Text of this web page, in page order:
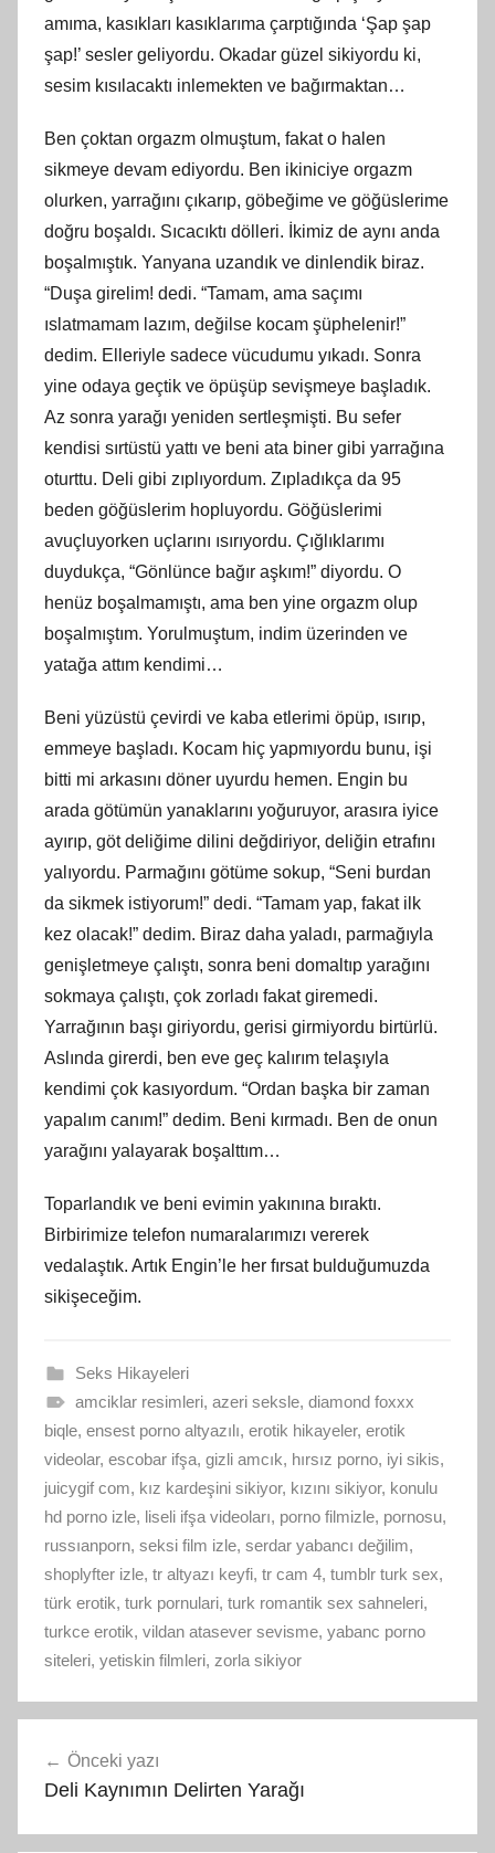
amıma, kasıkları kasıklarıma çarptığında ‘Şap şap
şap!’ sesler geliyordu. Okadar güzel sikiyordu ki,
sesim kısılacaktı inlemekten ve bağırmaktan…
Ben çoktan orgazm olmuştum, fakat o halen
sikmeye devam ediyordu. Ben ikiniciye orgazm
olurken, yarrağını çıkarıp, göbeğime ve göğüslerime
doğru boşaldı. Sıcacıktı dölleri. İkimiz de aynı anda
boşalmıştık. Yanyana uzandık ve dinlendik biraz.
“Duşa girelim! dedi. “Tamam, ama saçımı
ıslatmamam lazım, değilse kocam şüphelenir!”
dedim. Elleriyle sadece vücudumu yıkadı. Sonra
yine odaya geçtik ve öpüşüp sevişmeye başladık.
Az sonra yarağı yeniden sertleşmişti. Bu sefer
kendisi sırtüstü yattı ve beni ata biner gibi yarrağına
oturttu. Deli gibi zıplıyordum. Zıpladıkça da 95
beden göğüslerim hopluyordu. Göğüslerimi
avuçluyorken uçlarını ısırıyordu. Çığlıklarımı
duydukça, “Gönlünce bağır aşkım!” diyordu. O
henüz boşalmamıştı, ama ben yine orgazm olup
boşalmıştım. Yorulmuştum, indim üzerinden ve
yatağa attım kendimi…
Beni yüzüstü çevirdi ve kaba etlerimi öpüp, ısırıp,
emmeye başladı. Kocam hiç yapmıyordu bunu, işi
bitti mi arkasını döner uyurdu hemen. Engin bu
arada götümün yanaklarını yoğuruyor, arasıra iyice
ayırıp, göt deliğime dilini değdiriyor, deliğin etrafını
yalıyordu. Parmağını götüme sokup, “Seni burdan
da sikmek istiyorum!” dedi. “Tamam yap, fakat ilk
kez olacak!” dedim. Biraz daha yaladı, parmağıyla
genişletmeye çalıştı, sonra beni domaltıp yarağını
sokmaya çalıştı, çok zorladı fakat giremedi.
Yarrağının başı giriyordu, gerisi girmiyordu birtürlü.
Aslında girerdi, ben eve geç kalırım telaşıyla
kendimi çok kasıyordum. “Ordan başka bir zaman
yapalım canım!” dedim. Beni kırmadı. Ben de onun
yarağını yalayarak boşalttım…
Toparlandık ve beni evimin yakınına bıraktı.
Birbirimize telefon numaralarımızı vererek
vedalaştık. Artık Engin’le her fırsat bulduğumuzda
sikişeceğim.
Seks Hikayeleri
amciklar resimleri, azeri seksle, diamond foxxx
biqle, ensest porno altyazılı, erotik hikayeler, erotik
videolar, escobar ifşa, gizli amcık, hırsız porno, iyi sikis,
juicygif com, kız kardeşini sikiyor, kızını sikiyor, konulu
hd porno izle, liseli ifşa videoları, porno filmizle, pornosu,
russıanporn, seksi film izle, serdar yabancı değilim,
shoplyfter izle, tr altyazı keyfi, tr cam 4, tumblr turk sex,
türk erotik, turk pornulari, turk romantik sex sahneleri,
turkce erotik, vildan atasever sevisme, yabanc porno
siteleri, yetiskin filmleri, zorla sikiyor
gezinmesi
Önceki yazı
Deli Kaynımın Delirten Yarağı